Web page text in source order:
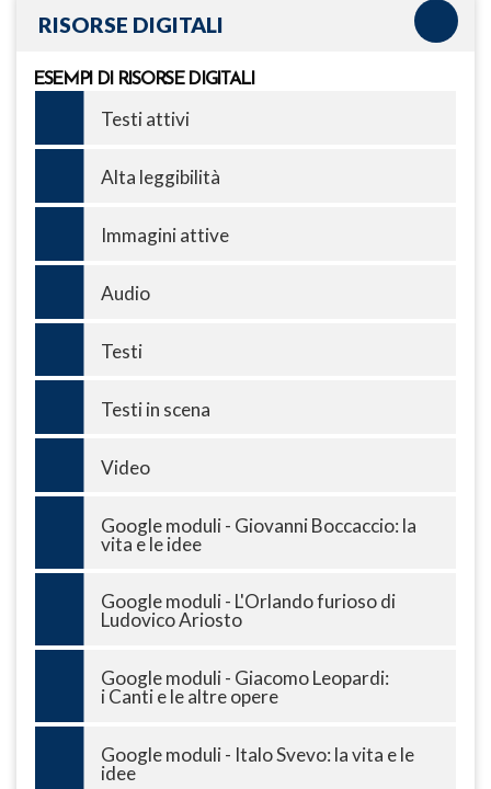
RISORSE DIGITALI
ESEMPI DI RISORSE DIGITALI
Testi attivi
Alta leggibilità
Immagini attive
Audio
Testi
Testi in scena
Video
Google moduli - Giovanni Boccaccio: la
vita e le idee
Google moduli - L'Orlando furioso di
Ludovico Ariosto
Google moduli - Giacomo Leopardi:
i Canti e le altre opere
Google moduli - Italo Svevo: la vita e le
idee